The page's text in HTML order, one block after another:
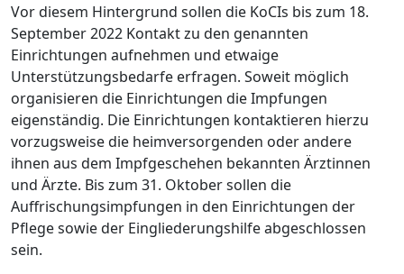
Vor diesem Hintergrund sollen die KoCIs bis zum 18.
September 2022 Kontakt zu den genannten
Einrichtungen aufnehmen und etwaige
Unterstützungsbedarfe erfragen. Soweit möglich
organisieren die Einrichtungen die Impfungen
eigenständig. Die Einrichtungen kontaktieren hierzu
vorzugsweise die heimversorgenden oder andere
ihnen aus dem Impfgeschehen bekannten Ärztinnen
und Ärzte. Bis zum 31. Oktober sollen die
Auffrischungsimpfungen in den Einrichtungen der
Pflege sowie der Eingliederungshilfe abgeschlossen
sein.